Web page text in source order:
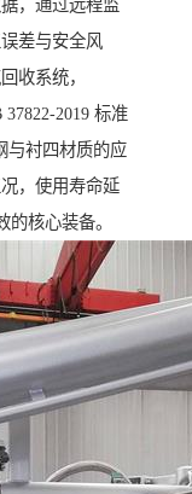
，通过远程监
差与安全风
收系统，
2019 标准
与衬四材质的应
，使用寿命延
核心装备。